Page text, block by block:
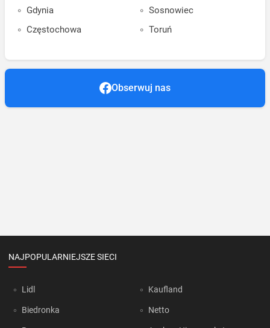
Gdynia
Częstochowa
Sosnowiec
Toruń
Obserwuj nas
NAJPOPULARNIEJSZE SIECI
Lidl
Biedronka
Kaufland
Netto